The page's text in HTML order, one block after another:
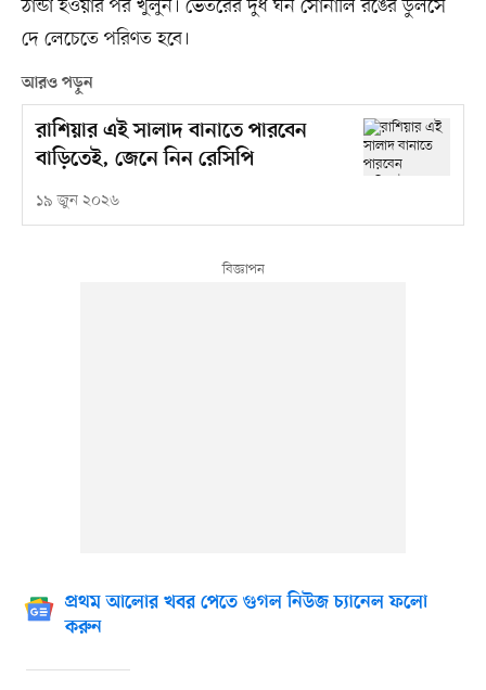
ঠান্ডা হওয়ার পর খুলুন। ভেতরের দুধ ঘন সোনালি রঙের ডুলসে
দে লেচেতে পরিণত হবে।
আরও পড়ুন
রাশিয়ার এই সালাদ বানাতে পারবেন
বাড়িতেই, জেনে নিন রেসিপি
১৯ জুন ২০২৬
প্রথম আলোর খবর পেতে গুগল নিউজ চ্যানেল ফলো
করুন